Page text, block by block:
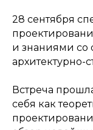
28 сентября
и знаниями со
архитектурно-
Встреча
себя как